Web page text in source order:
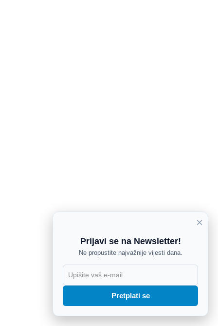
×
Prijavi se na Newsletter!
Ne propustite najvažnije vijesti dana.
Pretplati se